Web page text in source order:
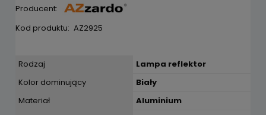
Producent:
Kod produktu: AZ2925
Rodzaj
Lampa reflektor
Kolor dominujący
Biały
Materiał
Aluminium